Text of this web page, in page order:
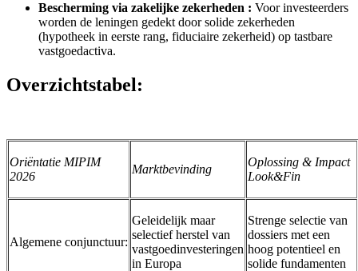
Bescherming via zakelijke zekerheden : Voor investeerders
worden de leningen gedekt door solide zekerheden
(hypotheek in eerste rang, fiduciaire zekerheid) op tastbare
vastgoedactiva.
Overzichtstabel:
Oriëntatie MIPIM
2026
Marktbevinding
Oplossing & Impact
Look&Fin
Algemene conjunctuur:
Geleidelijk maar
selectief herstel van
vastgoedinvesteringen
in Europa
Strenge selectie van
dossiers met een
hoog potentieel en
solide fundamenten